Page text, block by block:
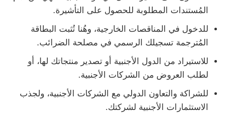
المُستندات المطلوبة للحصول على التأشيرة.
للدخول في المناقصات الخارجية، وهُنا تُثبت البطاقة
المُترجمة تسجيلك الرسمي في مصلحة الضرائب.
للاستيراد من الدول الأجنبية أو تصدير منتجاتك لها، أو
لطلب العروض من الشركات الأجنبية.
للشراكة والتعاون الدولي مع الشركات الأجنبية، ولجذب
الاستثمارات الأجنبية لشركتك.